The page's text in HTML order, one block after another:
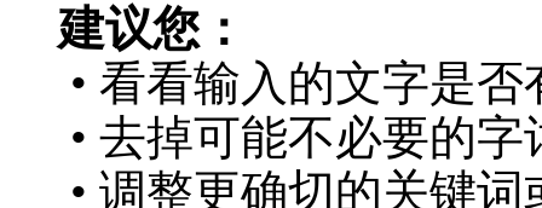
建议您：
• 看看输入的文字是否
• 去掉可能不必要的字
• 调整更确切的关键